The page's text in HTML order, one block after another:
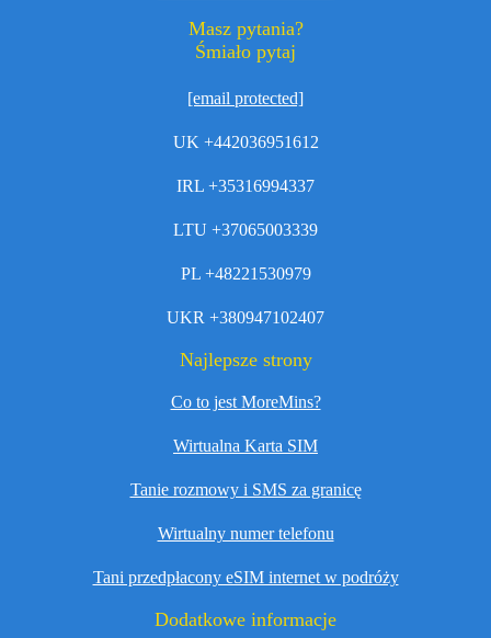
Masz pytania?
Śmiało pytaj
[email protected]
UK +442036951612
IRL +35316994337
LTU +37065003339
PL +48221530979
UKR +380947102407
Najlepsze strony
Co to jest MoreMins?
Wirtualna Karta SIM
Tanie rozmowy i SMS za granicę
Wirtualny numer telefonu
Tani przedpłacony eSIM internet w podróży
Dodatkowe informacje